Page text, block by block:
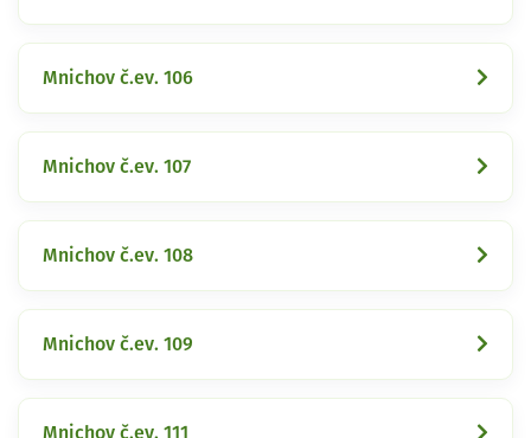
Mnichov č.ev. 106
Mnichov č.ev. 107
Mnichov č.ev. 108
Mnichov č.ev. 109
Mnichov č.ev. 111